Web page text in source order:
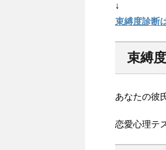
↓
束縛度診断
束縛
あなたの彼
恋愛心理テ